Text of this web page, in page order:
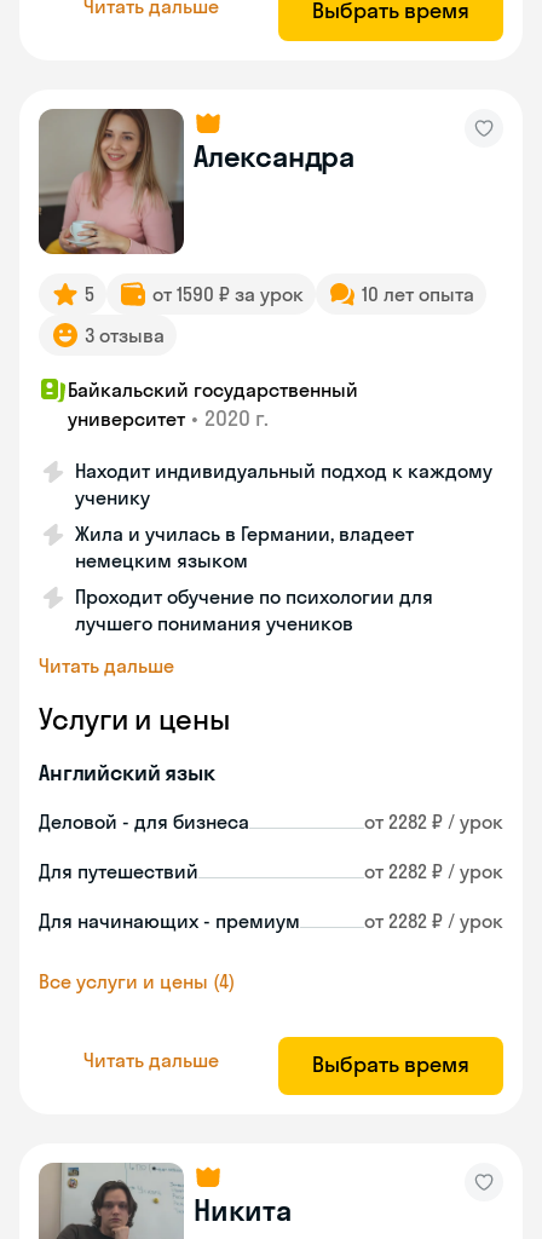
Читать дальше Выбрать время
Александра
5 от 1590 ₽ за урок
10 лет опыта
3 отзыва
Байкальский государственный
университет • 2020 г.
Находит индивидуальный подход к каждому
ученику
Жила и училась в Германии, владеет
немецким языком
Проходит обучение по психологии для
лучшего понимания учеников
Читать дальше
Услуги и цены
Английский язык
Деловой - для бизнеса от 2282 ₽ / урок
Для путешествий от 2282 ₽ / урок
Для начинающих - премиум от 2282 ₽ / урок
Все услуги и цены (4)
Читать дальше Выбрать время
Никита